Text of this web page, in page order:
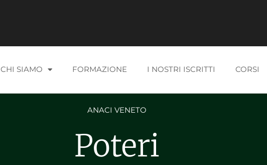
CHI SIAMO FORMAZIONE I NOSTRI ISCRITTI CORSI
ANACI VENETO
Poteri